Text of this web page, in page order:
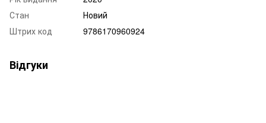
Стан
Новий
Штрих код
9786170960924
Відгуки